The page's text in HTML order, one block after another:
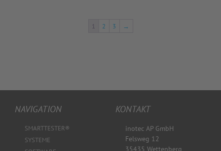
1 2 3 →
NAVIGATION
SMARTTESTER®
SYSTEME
KONTAKT
inotec AP GmbH
Felsweg 12
35435 Wettenberg